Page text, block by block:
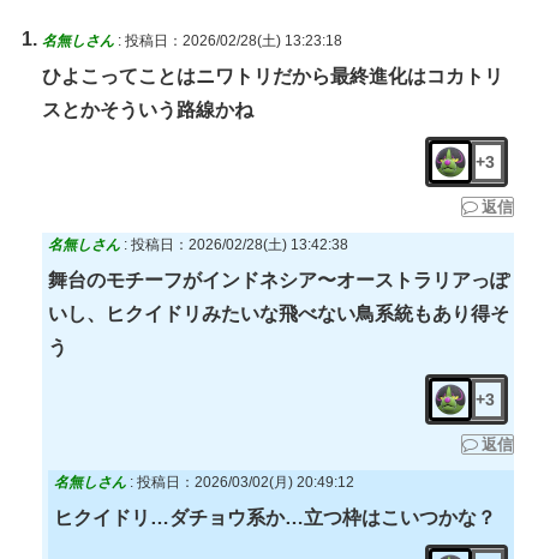
名無しさん : 投稿日：2026/02/28(土) 13:23:18
ひよこってことはニワトリだから最終進化はコカトリ
スとかそういう路線かね
+3
返信
名無しさん : 投稿日：2026/02/28(土) 13:42:38
舞台のモチーフがインドネシア〜オーストラリアっぽ
いし、ヒクイドリみたいな飛べない鳥系統もあり得そ
う
+3
返信
名無しさん : 投稿日：2026/03/02(月) 20:49:12
ヒクイドリ…ダチョウ系か…立つ枠はこいつかな？